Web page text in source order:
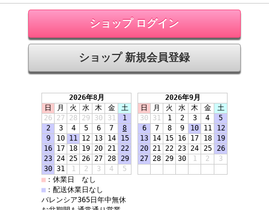
ショップ ログイン
ショップ 新規会員登録